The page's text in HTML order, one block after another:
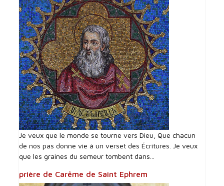
Je veux que le monde se tourne vers Dieu, Que chacun
de nos pas donne vie à un verset des Écritures. Je veux
que les graines du semeur tombent dans...
prière de Carême de Saint Ephrem